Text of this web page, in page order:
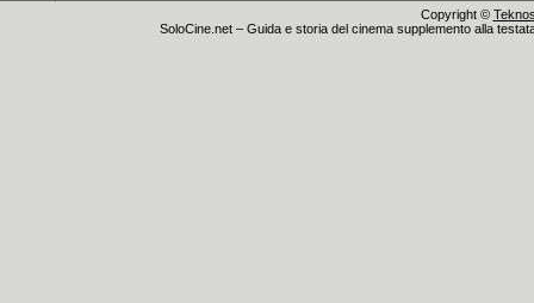
Copyright ©
SoloCine.net – Guida e storia del cinema supplemento alla